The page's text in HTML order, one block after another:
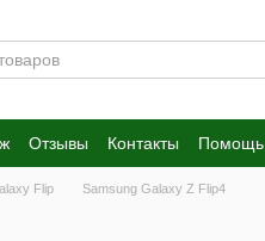
Отзывы Контакты Помощь
Flip Samsung Galaxy Z Flip4